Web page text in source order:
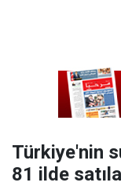
Türkiye'nin
81 ilde